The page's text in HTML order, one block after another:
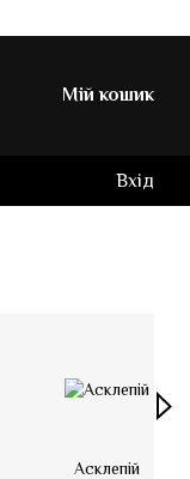
Мій кошик
Вхід
Асклепій